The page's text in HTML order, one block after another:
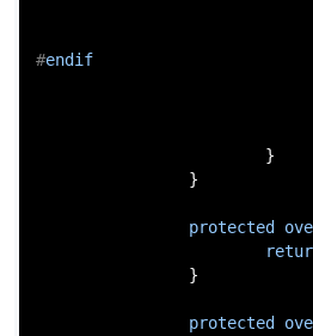
#endif
}
}
protected
}
protected